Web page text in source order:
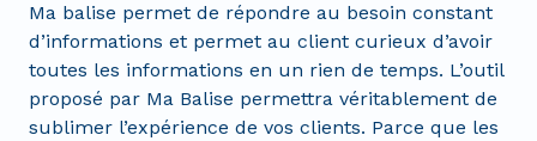
Ma balise permet de répondre au besoin constant
d’informations et permet au client curieux d’avoir
toutes les informations en un rien de temps. L’outil
proposé par Ma Balise permettra véritablement de
sublimer l’expérience de vos clients. Parce que les